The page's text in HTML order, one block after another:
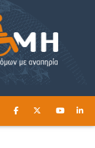
ΕΔΩ ►